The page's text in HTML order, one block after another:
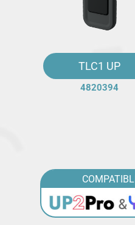
TLC1 UP
4820394